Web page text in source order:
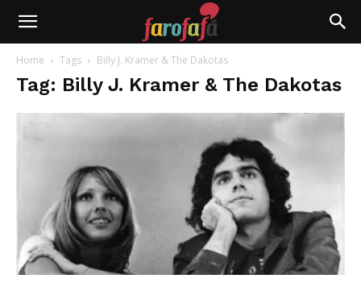
Farofafá
Home Tags Billy J. Kramer & The Dakotas
Tag: Billy J. Kramer & The Dakotas